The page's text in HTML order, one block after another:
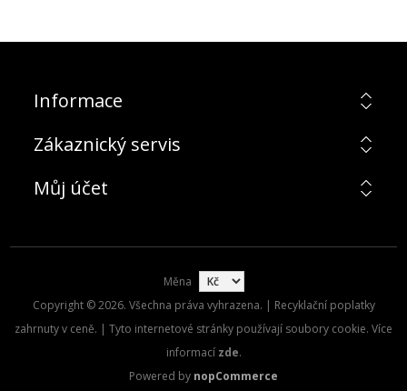
Informace
Zákaznický servis
Můj účet
Měna
Copyright © 2026. Všechna práva vyhrazena. | Recyklační poplatky
zahrnuty v ceně. | Tyto internetové stránky používají soubory cookie. Více
informací zde.
Powered by nopCommerce